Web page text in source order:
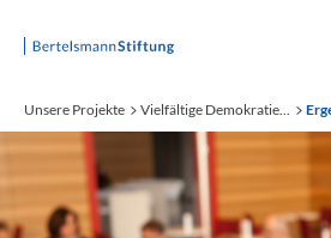
Startseite
Unsere Projekte Vielfältige Demokratie...